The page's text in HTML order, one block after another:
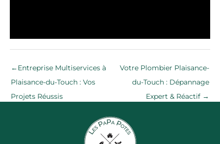
←Entreprise Multiservices à
Plaisance-du-Touch : Vos
Projets Réussis
Votre Plombier Plaisance-
du-Touch : Dépannage
Expert & Réactif →